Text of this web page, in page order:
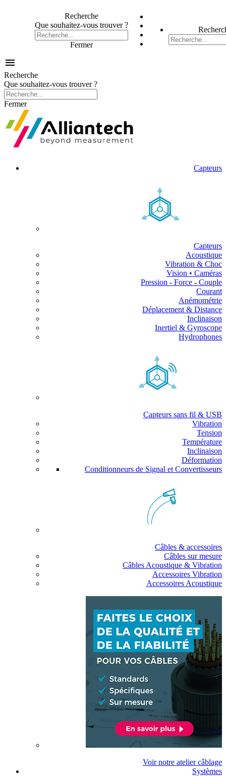
Recherche
Que souhaitez-vous trouver ?
Fermer

Recherche
Que souhaitez-vous trouver ?
Fermer
Capteurs
Capteurs
Acoustique
Vibration & Choc
Vision • Caméras
Pression - Force - Couple
Courant
Anémométrie
Déplacement & Distance
Inclinaison
Inertiel & Gyroscope
Hydrophones
Capteurs sans fil & USB
Vibration
Tension
Température
Inclinaison
Déformation
Conditionneurs de Signal et Convertisseurs
Câbles & accessoires
Câbles sur mesure
Câbles Acoustique & Vibration
Accessoires Vibration
Accessoires Acoustique
Voir notre atelier câblage
Systèmes